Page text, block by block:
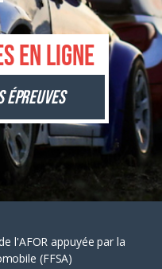
en ligne
l'AFOR appuyée par la
(FFSA)